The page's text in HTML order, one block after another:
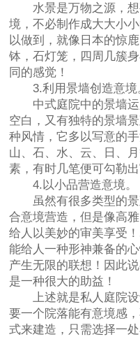
水景是万物之源，想
境，不必制作成大大小
以做到，就像日本的惊
钵，石灯笼，四周几簇
同的感觉！
3.利用景墙创造意境
中式庭院中的景墙运
空白，又有独特的景墙
种风情，它多以写意的
山、石、水、云、日、
素，有时几笔便可勾勒
4.以小品营造意境。
虽然有很多类型的景
合意境营造，但是像高
给人以美妙的审美享受
能给人一种形神兼备的
产生无限的联想！因此
是一种很大的助益！
上述就是私人庭院设
要一个院落能有意境感
式来建造，只需选择一